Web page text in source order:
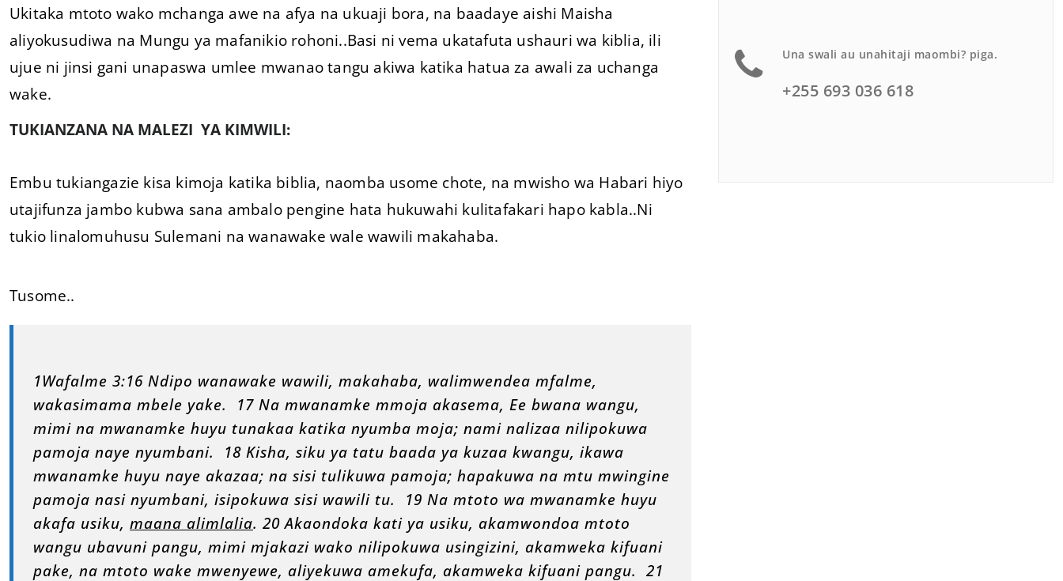
Ukitaka mtoto wako mchanga awe na afya na ukuaji bora, na baadaye aishi Maisha
aliyokusudiwa na Mungu ya mafanikio rohoni..Basi ni vema ukatafuta ushauri wa kiblia, ili
ujue ni jinsi gani unapaswa umlee mwanao tangu akiwa katika hatua za awali za uchanga
wake.
TUKIANZANA NA MALEZI YA KIMWILI:
Embu tukiangazie kisa kimoja katika biblia, naomba usome chote, na mwisho wa Habari hiyo
utajifunza jambo kubwa sana ambalo pengine hata hukuwahi kulitafakari hapo kabla..Ni
tukio linalomuhusu Sulemani na wanawake wale wawili makahaba.
Tusome..
1Wafalme 3:16 Ndipo wanawake wawili, makahaba, walimwendea mfalme,
wakasimama mbele yake. 17 Na mwanamke mmoja akasema, Ee bwana wangu,
mimi na mwanamke huyu tunakaa katika nyumba moja; nami nalizaa nilipokuwa
pamoja naye nyumbani. 18 Kisha, siku ya tatu baada ya kuzaa kwangu, ikawa
mwanamke huyu naye akazaa; na sisi tulikuwa pamoja; hapakuwa na mtu mwingine
pamoja nasi nyumbani, isipokuwa sisi wawili tu. 19 Na mtoto wa mwanamke huyu
akafa usiku, maana alimlalia. 20 Akaondoka kati ya usiku, akamwondoa mtoto
wangu ubavuni pangu, mimi mjakazi wako nilipokuwa usingizini, akamweka kifuani
pake, na mtoto wake mwenyewe, aliyekuwa amekufa, akamweka kifuani pangu. 21
Una swali au unahitaji maombi? piga.
+255 693 036 618